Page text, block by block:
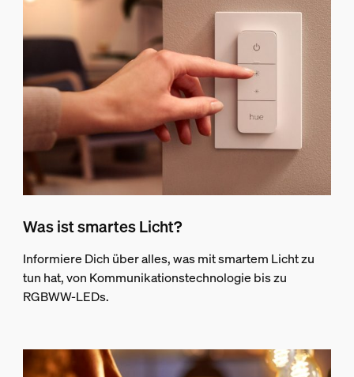
Was ist smartes Licht?
Informiere Dich über alles, was mit smartem Licht zu
tun hat, von Kommunikationstechnologie bis zu
RGBWW-LEDs.